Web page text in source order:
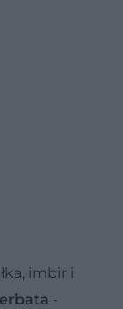
imbir i
-